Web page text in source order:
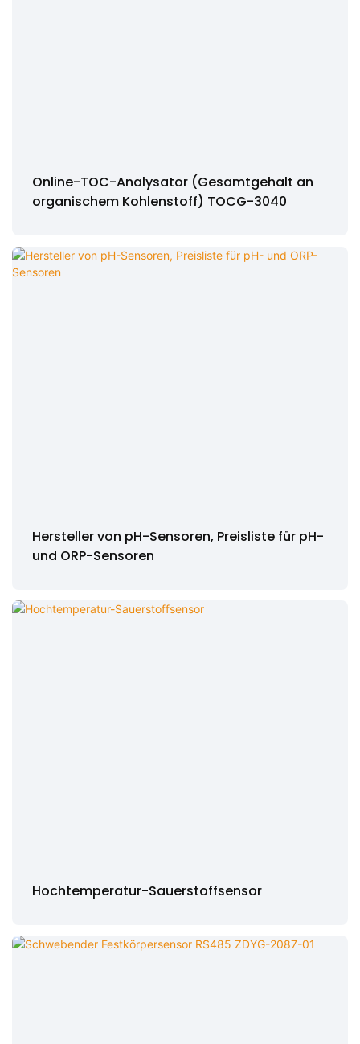
Online-TOC-Analysator (Gesamtgehalt an
organischem Kohlenstoff) TOCG-3040
Hersteller von pH-Sensoren, Preisliste für pH-
und ORP-Sensoren
Hochtemperatur-Sauerstoffsensor